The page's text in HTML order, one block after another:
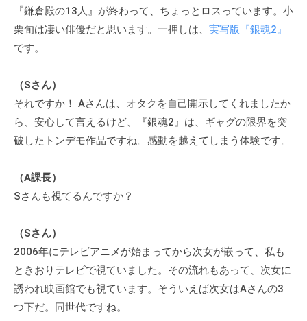
ま
す
。
他
、
コ
ー
ン
グ
学
び
た
い
『鎌倉殿の13人』が終わって、ちょっとロスっています。小
栗旬は凄い俳優だと思います。一押しは、 実写版『銀魂2』
です。
（Sさん）
それですか！ Aさんは、オタクを自己開示してくれましたか
ら、安心して言えるけど、『銀魂2』は、ギャグの限界を突
破したトンデモ作品ですね。感動を越えてしまう体験です。
（A課長）
Sさんも視てるんですか？
（Sさん）
2006年にテレビアニメが始まってから次女が嵌って、私も
ときおりテレビで視ていました。その流れもあって、次女に
誘われ映画館でも視ています。そういえば次女はAさんの3
つ下だ。同世代ですね。